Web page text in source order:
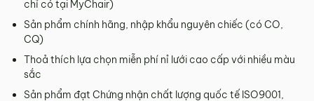
chỉ có tại MyChair)
Sản phẩm chính hãng, nhập khẩu nguyên chiếc (có CO,
CQ)
Thoả thích lựa chọn miễn phí nỉ lưới cao cấp với nhiều màu
sắc
Sản phẩm đạt Chứng nhận chất lượng quốc tế ISO9001,